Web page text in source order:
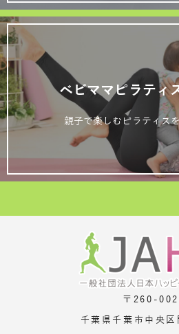
ベビママピラティ
親子で楽しむピラティス
〒260-
千葉県千葉市中央